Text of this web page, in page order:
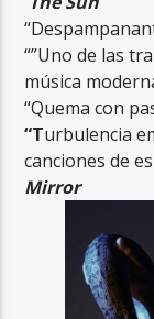
“”Uno de las
música
“Quema con
“Turbulencia
canciones de
Mirror